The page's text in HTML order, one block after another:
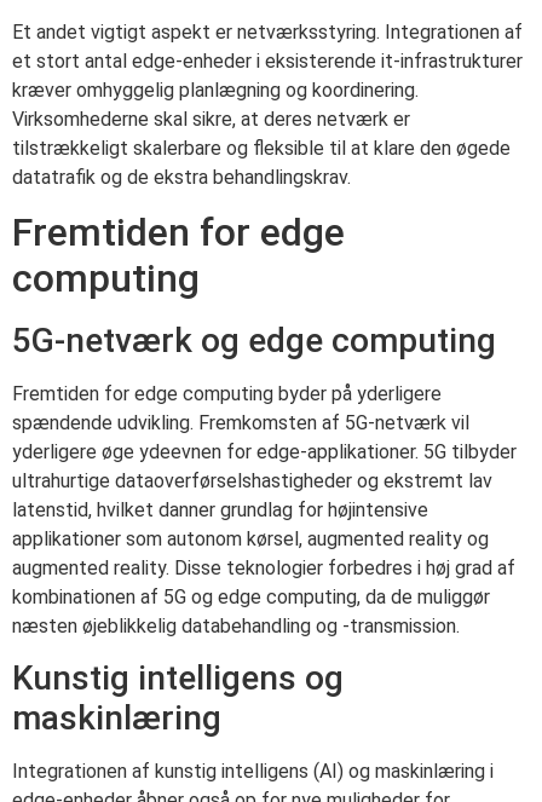
Et andet vigtigt aspekt er netværksstyring. Integrationen af
et stort antal edge-enheder i eksisterende it-infrastrukturer
kræver omhyggelig planlægning og koordinering.
Virksomhederne skal sikre, at deres netværk er
tilstrækkeligt skalerbare og fleksible til at klare den øgede
datatrafik og de ekstra behandlingskrav.
Fremtiden for edge
computing
5G-netværk og edge computing
Fremtiden for edge computing byder på yderligere
spændende udvikling. Fremkomsten af 5G-netværk vil
yderligere øge ydeevnen for edge-applikationer. 5G tilbyder
ultrahurtige dataoverførselshastigheder og ekstremt lav
latenstid, hvilket danner grundlag for højintensive
applikationer som autonom kørsel, augmented reality og
augmented reality. Disse teknologier forbedres i høj grad af
kombinationen af 5G og edge computing, da de muliggør
næsten øjeblikkelig databehandling og -transmission.
Kunstig intelligens og
maskinlæring
Integrationen af kunstig intelligens (AI) og maskinlæring i